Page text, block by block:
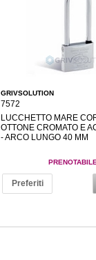
GRIVSOLUTION
7572
LUCCHETTO MARE
OTTONE CROMATO E
- ARCO LUNGO 40 MM
PRENOTABILE
Preferiti